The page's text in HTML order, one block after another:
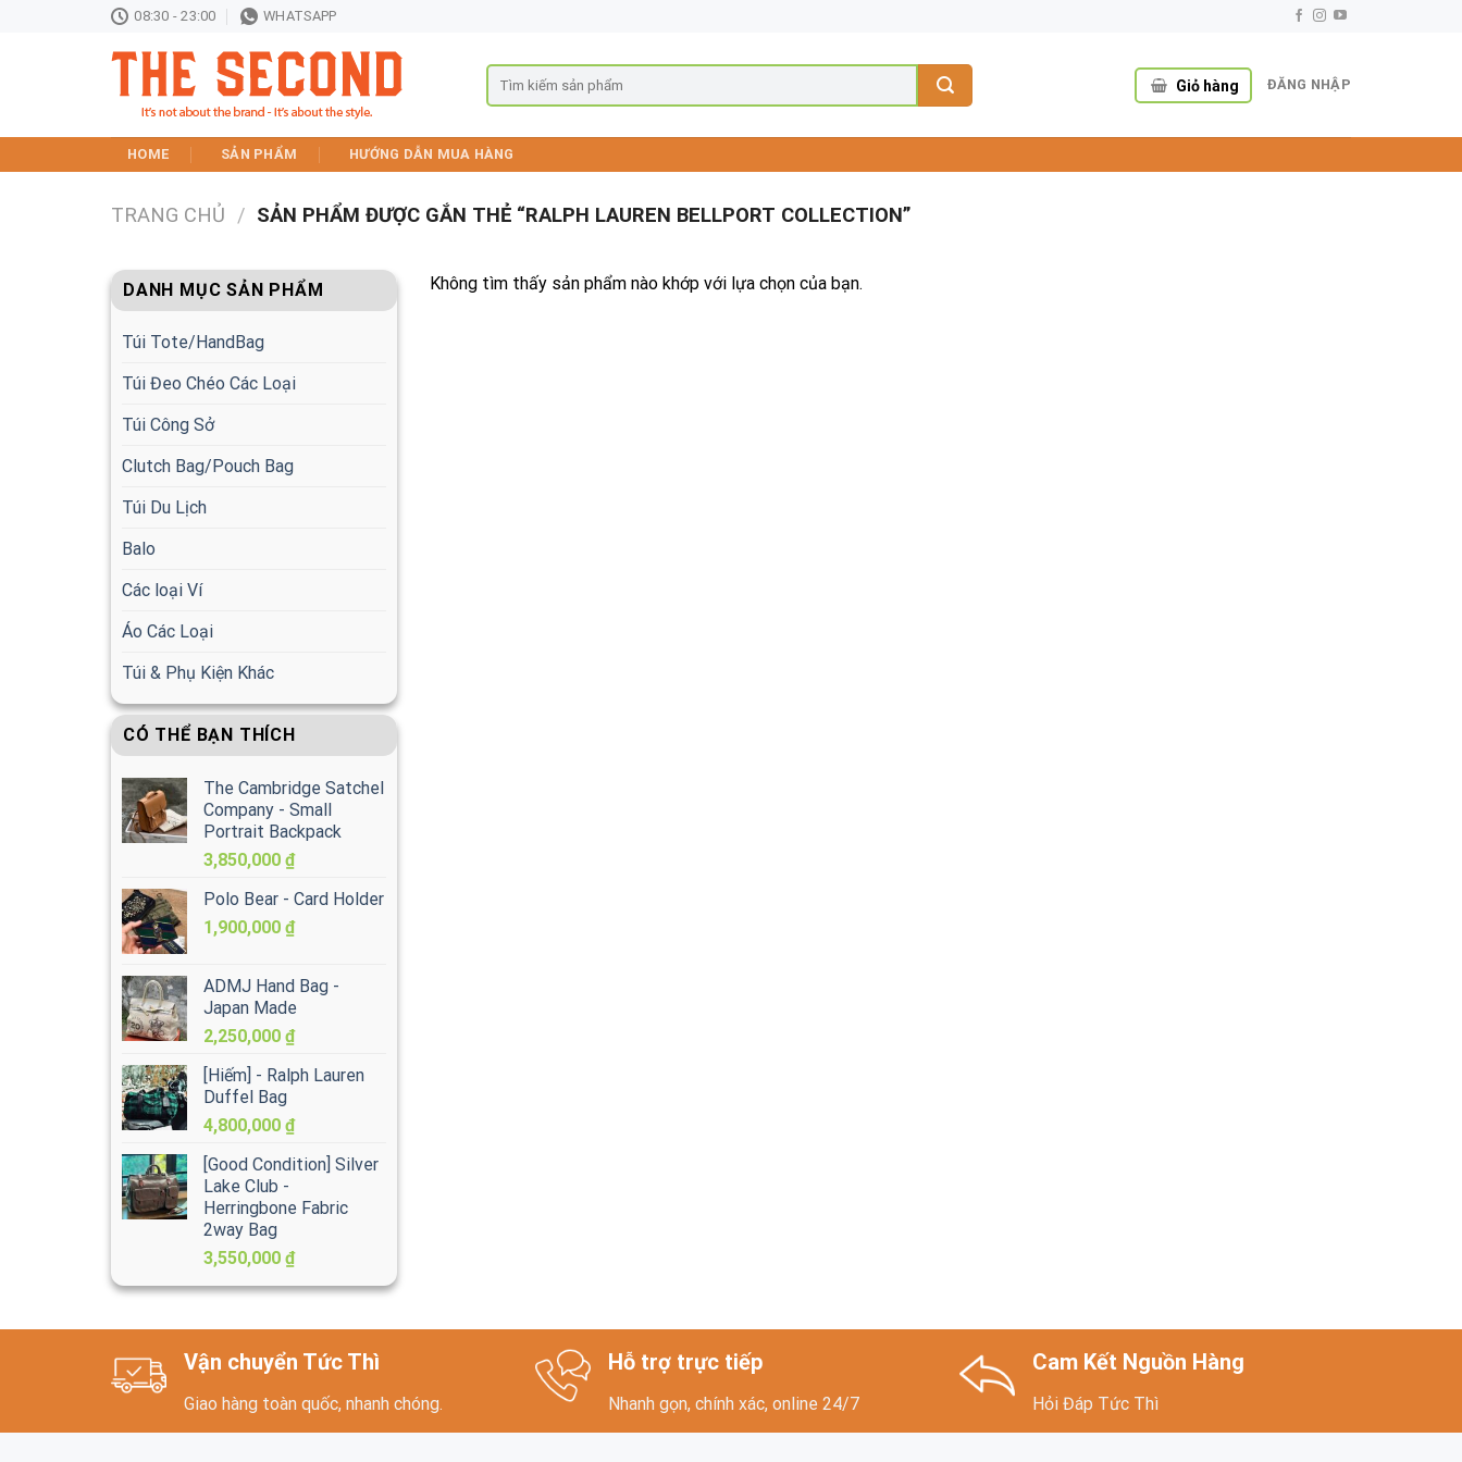
08:30 - 23:00 WHATSAPP
Giỏ hàng ĐĂNG NHẬP
HOME SẢN PHẨM HƯỚNG DẪN MUA HÀNG
TRANG CHỦ / SẢN PHẨM ĐƯỢC GẮN THẺ “RALPH LAUREN BELLPORT COLLECTION”
DANH MỤC SẢN PHẨM
Túi Tote/HandBag
Túi Đeo Chéo Các Loại
Túi Công Sở
Clutch Bag/Pouch Bag
Túi Du Lịch
Balo
Các loại Ví
Áo Các Loại
Túi & Phụ Kiện Khác
CÓ THỂ BẠN THÍCH
The Cambridge Satchel
Company - Small
Portrait Backpack
3,850,000 ₫
Polo Bear - Card Holder
1,900,000 ₫
ADMJ Hand Bag -
Japan Made
2,250,000 ₫
[Hiếm] - Ralph Lauren
Duffel Bag
4,800,000 ₫
[Good Condition] Silver
Lake Club -
Herringbone Fabric
2way Bag
3,550,000 ₫
Không tìm thấy sản phẩm nào khớp với lựa chọn của bạn.
Vận chuyển Tức Thì
Giao hàng toàn quốc, nhanh chóng.
Hỗ trợ trực tiếp
Nhanh gọn, chính xác, online 24/7
Cam Kết Nguồn Hàng
Hỏi Đáp Tức Thì